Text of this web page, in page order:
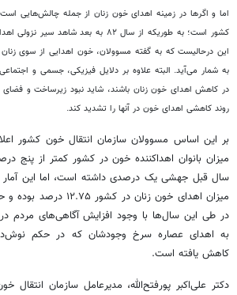
اما و اگرها در زمینه اهدای خون زنان از جمله چالش‌هایی
کشور است؛ به طوریکه از سال ۸۲ به بعد
این درحالیست که به گفته مسوولان،‌ خون اهدایی از سوی زنان
به شمار می‌آید. البته علاوه بر دلایل فیزیکی، جسمی و
در کاهش اهدای خون زنان باشند، شاید نبود زیرساخت‌ و
روند کاهشی اهدای خون در آنها را تشدید کند.
میزان بانوان اهداکننده خون در کشور کمتر از پنج
میزان اهدای خون زنان در
در طی این سال‌ها با وجود افزایش آگاهی‌های مردم
به اهدای عصاره سرخ وجودشان که در حکم
کاهش یافته است.
دکتر علی‌اکبر پورفتح‌الله، مدیرعامل سازمان